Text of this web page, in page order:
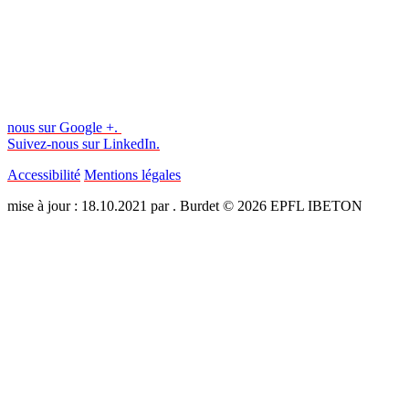
nous sur Google +.
Suivez-nous sur LinkedIn.
Accessibilité Mentions légales
mise à jour : 18.10.2021 par . Burdet © 2026 EPFL IBETON